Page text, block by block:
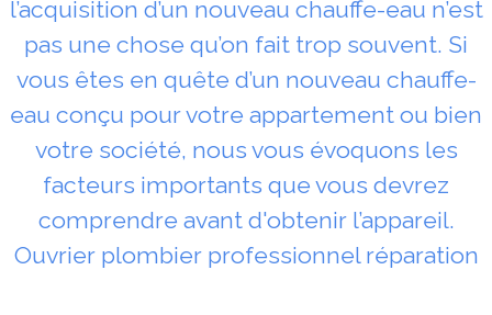
l’acquisition d’un nouveau chauffe-eau n’est
pas une chose qu’on fait trop souvent. Si
vous êtes en quête d’un nouveau chauffe-
eau conçu pour votre appartement ou bien
votre société, nous vous évoquons les
facteurs importants que vous devrez
comprendre avant d'obtenir l’appareil.
Ouvrier plombier professionnel réparation